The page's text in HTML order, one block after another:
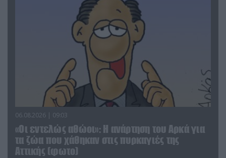
06.08.2026 | 09:03
«Οι εντελώς αθώοι»: Η ανάρτηση του Αρκά για
τα ζώα που χάθηκαν στις πυρκαγιές της
Αττικής (φωτο)